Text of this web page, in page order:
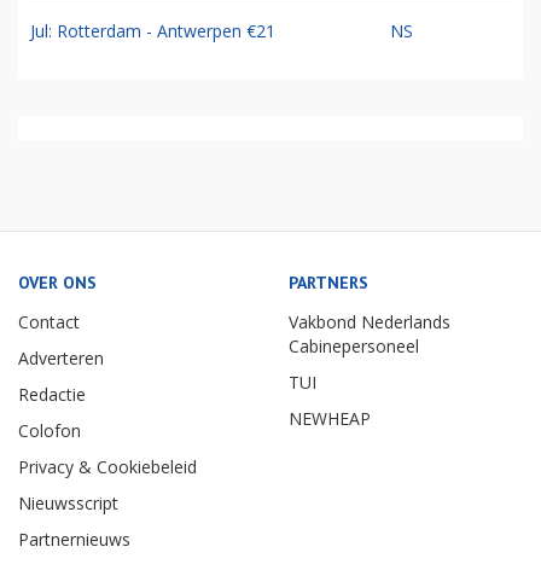
Jul: Rotterdam - Antwerpen €21 NS
OVER ONS
Contact
Adverteren
Redactie
Colofon
Privacy & Cookiebeleid
Nieuwsscript
Partnernieuws
PARTNERS
Vakbond Nederlands
Cabinepersoneel
TUI
NEWHEAP